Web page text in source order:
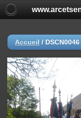
Accueil / DSCN0046